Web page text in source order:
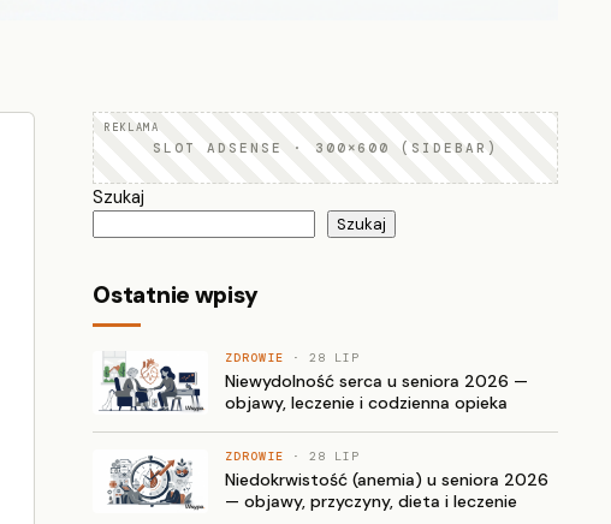
SLOT ADSENSE · 300×600 (SIDEBAR)
Szukaj
Szukaj
Ostatnie wpisy
ZDROWIE · 28 LIP
Niewydolność serca u seniora 2026 —
objawy, leczenie i codzienna opieka
ZDROWIE · 28 LIP
Niedokrwistość (anemia) u seniora 2026
— objawy, przyczyny, dieta i leczenie